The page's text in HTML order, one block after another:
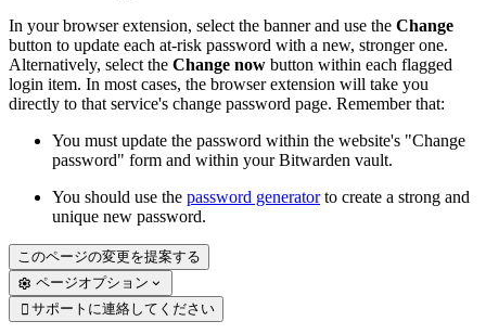
In your browser extension, select the banner and use the Change
button to update each at-risk password with a new, stronger one.
Alternatively, select the Change now button within each flagged
login item. In most cases, the browser extension will take you
directly to that service's change password page. Remember that:
You must update the password within the website's "Change
password" form and within your Bitwarden vault.
You should use the password generatorto create a strong and
unique new password.
このページの変更を提案する
ページオプション
 サポートに連絡してください